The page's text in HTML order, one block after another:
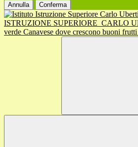
Annulla Conferma
ISTRUZIONE SUPERIORE CARLO
verde Canavese dove crescono buoni frutti